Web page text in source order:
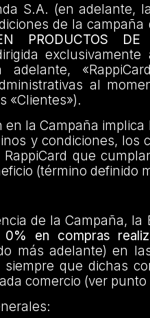
S.A. (en adelante,
de la campaña
PRODUCTOS DE
adelante,
al
«Clientes»).
en la Campaña
y condiciones, los
que
(término definido
de la Campaña,
en compras
más adelante) en
siempre que dichas
comercio (ver